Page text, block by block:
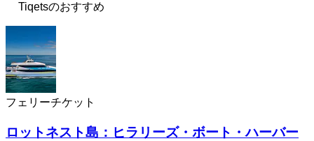
Tiqetsのおすすめ
フェリーチケット
ロットネスト島：ヒラリーズ・ボート・ハーバー